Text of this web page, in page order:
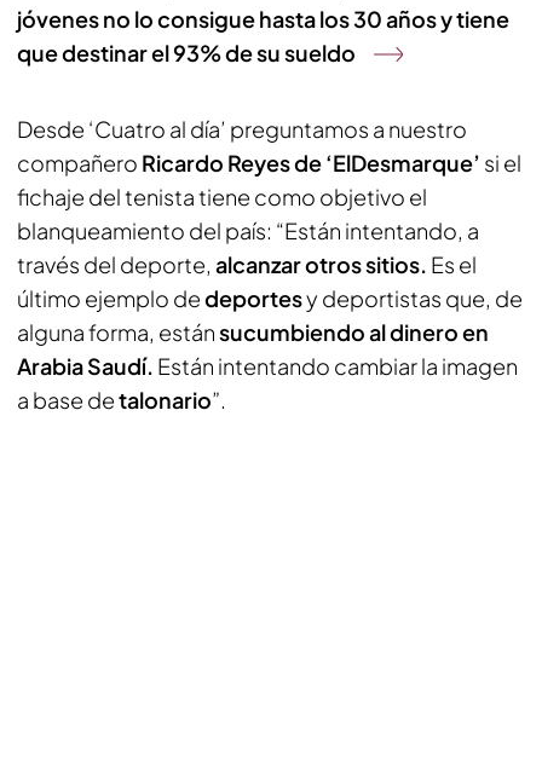
jóvenes no lo consigue hasta los 30 años y tiene
que destinar el 93% de su sueldo
Desde ‘Cuatro al día’ preguntamos a nuestro
compañero Ricardo Reyes de ‘ElDesmarque’ si el
fichaje del tenista tiene como objetivo el
blanqueamiento del país: “Están intentando, a
través del deporte, alcanzar otros sitios. Es el
último ejemplo dedeportesy deportistas que, de
alguna forma, estánsucumbiendo al dinero en
Arabia Saudí. Están intentando cambiar la imagen
a base detalonario”.